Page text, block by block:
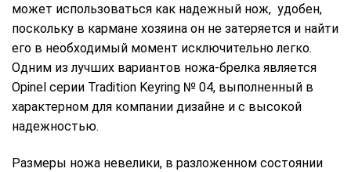
может использоваться как надежный нож, удобен,
поскольку в кармане хозяина он не затеряется и найти
его в необходимый момент исключительно легко.
Одним из лучших вариантов ножа-брелка является
Opinel серии Tradition Keyring № 04, выполненный в
характерном для компании дизайне и с высокой
надежностью.
Размеры ножа невелики, в разложенном состоянии